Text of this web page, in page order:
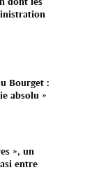
Bourget :
absolu »
», un
entre